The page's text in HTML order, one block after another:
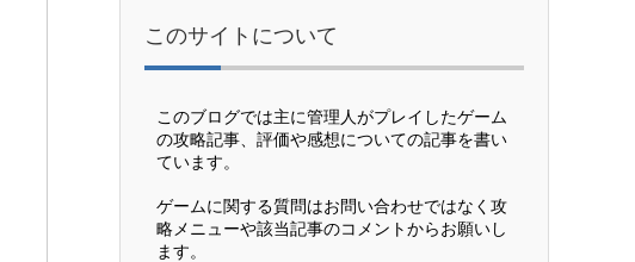
このサイトについて
このブログでは主に管理人がプレイしたゲーム
の攻略記事、評価や感想についての記事を書い
ています。
ゲームに関する質問はお問い合わせではなく攻
略メニューや該当記事のコメントからお願いし
ます。